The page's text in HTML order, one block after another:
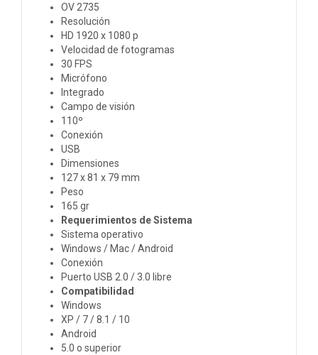
OV 2735
Resolución
HD 1920 x 1080 p
Velocidad de fotogramas
30 FPS
Micrófono
Integrado
Campo de visión
110º
Conexión
USB
Dimensiones
127 x 81 x 79 mm
Peso
165 gr
Requerimientos de Sistema
Sistema operativo
Windows / Mac / Android
Conexión
Puerto USB 2.0 / 3.0 libre
Compatibilidad
Windows
XP / 7 / 8.1 / 10
Android
5.0 o superior